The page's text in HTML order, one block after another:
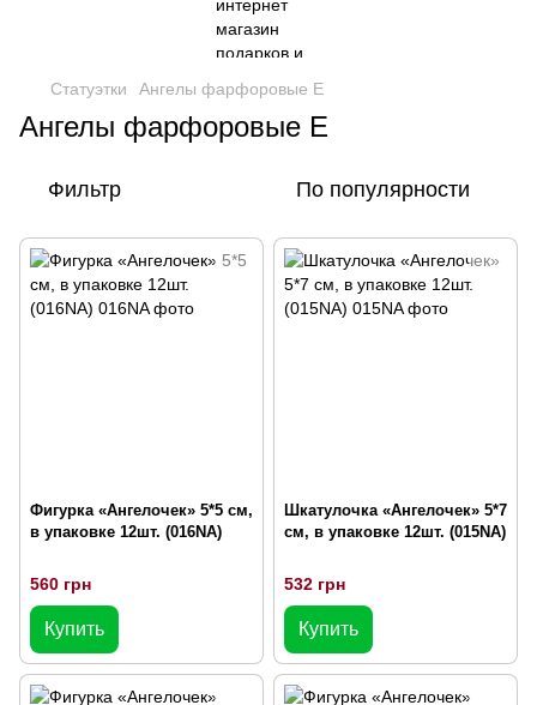
Статуэтки Ангелы фарфоровые Е
Ангелы фарфоровые Е
Фильтр По популярности
Фигурка «Ангелочек» 5*5 см,
в упаковке 12шт. (016NA)
560 грн
Купить
Шкатулочка «Ангелочек» 5*7
см, в упаковке 12шт. (015NA)
532 грн
Купить